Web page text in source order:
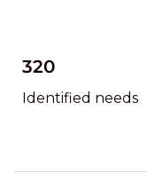
320
Identified needs